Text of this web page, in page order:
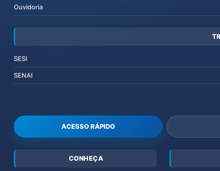
Ouvidoria
SESI
SENAI
ACESSO RÁPIDO
CONHEÇA